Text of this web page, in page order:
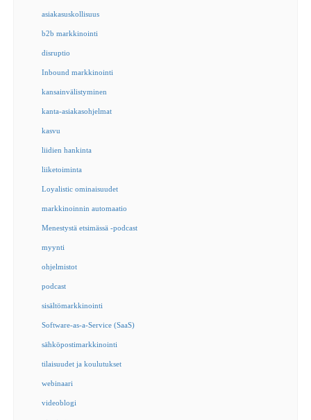
asiakasuskollisuus
b2b markkinointi
disruptio
Inbound markkinointi
kansainvälistyminen
kanta-asiakasohjelmat
kasvu
liidien hankinta
liiketoiminta
Loyalistic ominaisuudet
markkinoinnin automaatio
Menestystä etsimässä -podcast
myynti
ohjelmistot
podcast
sisältömarkkinointi
Software-as-a-Service (SaaS)
sähköpostimarkkinointi
tilaisuudet ja koulutukset
webinaari
videoblogi